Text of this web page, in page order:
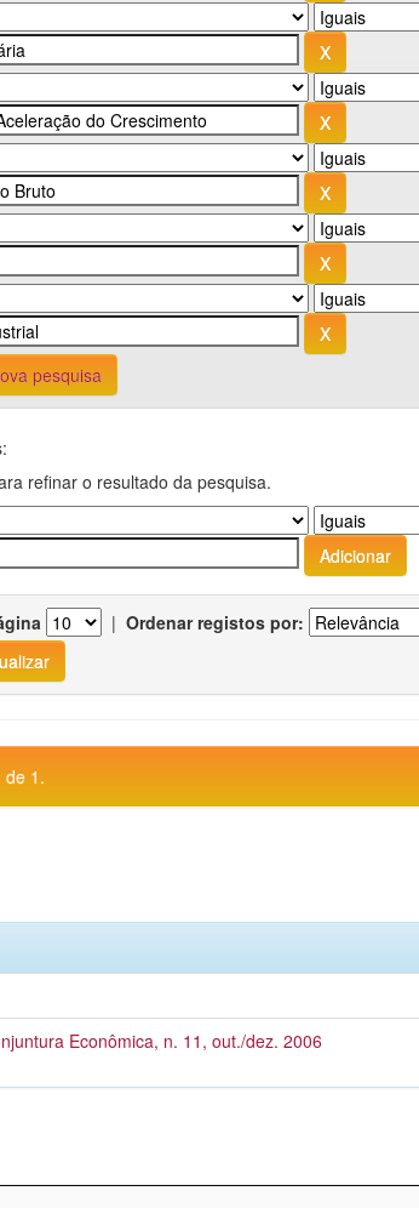
pesquisa
refinar o resultado da pesquisa.
| Ordenar registos por:
de 1.
Econômica, n. 11, out./dez. 2006